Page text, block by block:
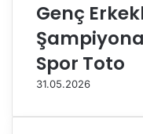
o
a
E
r
Genç
Spor Toto
31.05.2026